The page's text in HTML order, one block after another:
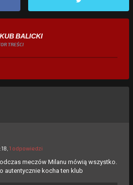
BALICKI
TREŚCI
1 odpowiedzi
meczów Milanu mówią wszystko.
autentycznie kocha ten klub